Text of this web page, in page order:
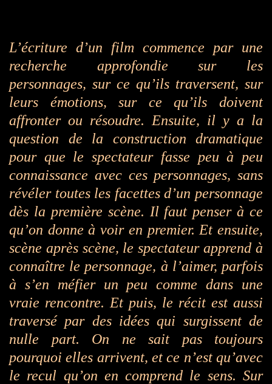
L’écriture d’un film commence par une
recherche approfondie sur les
personnages, sur ce qu’ils traversent, sur
leurs émotions, sur ce qu’ils doivent
affronter ou résoudre. Ensuite, il y a la
question de la construction dramatique
pour que le spectateur fasse peu à peu
connaissance avec ces personnages, sans
révéler toutes les facettes d’un personnage
dès la première scène. Il faut penser à ce
qu’on donne à voir en premier. Et ensuite,
scène après scène, le spectateur apprend à
connaître le personnage, à l’aimer, parfois
à s’en méfier un peu comme dans une
vraie rencontre. Et puis, le récit est aussi
traversé par des idées qui surgissent de
nulle part. On ne sait pas toujours
pourquoi elles arrivent, et ce n’est qu’avec
le recul qu’on en comprend le sens. Sur